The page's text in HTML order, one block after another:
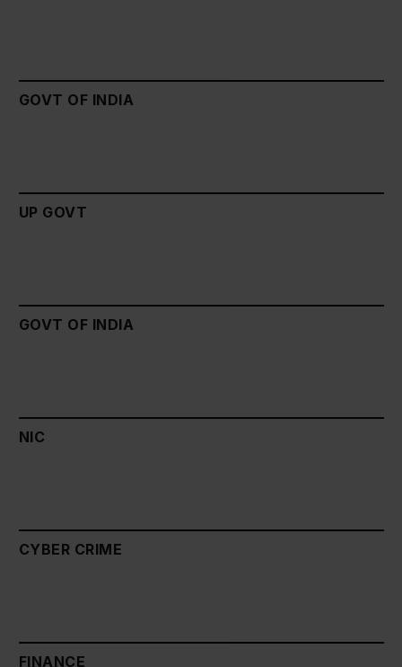
GOVT OF INDIA
UP GOVT
GOVT OF INDIA
NIC
CYBER CRIME
FINANCE